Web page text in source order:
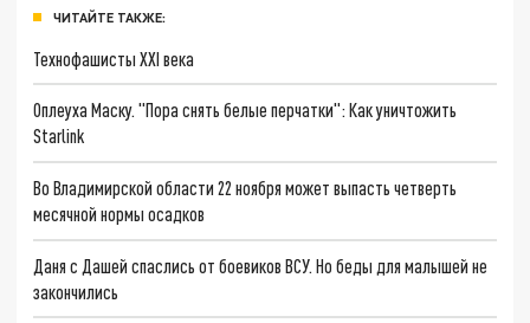
ЧИТАЙТЕ ТАКЖЕ:
Технофашисты XXI века
Оплеуха Маску. "Пора снять белые перчатки": Как уничтожить
Starlink
Во Владимирской области 22 ноября может выпасть четверть
месячной нормы осадков
Даня с Дашей спаслись от боевиков ВСУ. Но беды для малышей не
закончились